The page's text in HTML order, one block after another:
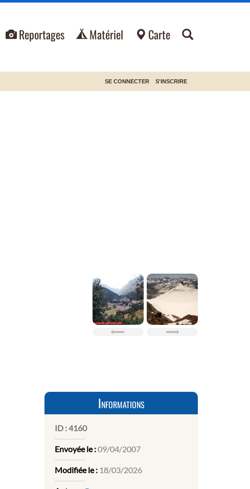
Reportages Matériel Carte
SE CONNECTER S'INSCRIRE
Informations
ID :4160
Envoyée le :09/04/2007
Modifiée le : 18/03/2026